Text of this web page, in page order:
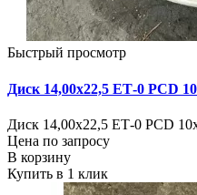
Быстрый просмотр
Диск 14,00х22,5 ЕТ-0 PCD
Диск 14,00х22,5 ЕТ-0 PCD
Цена по запросу
В корзину
Купить в 1 клик